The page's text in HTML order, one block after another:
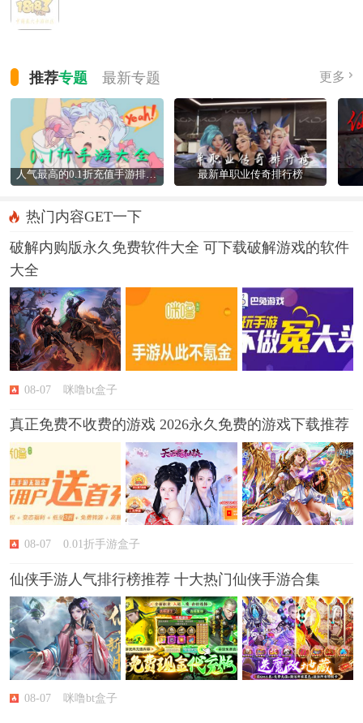
推荐专题 最新专题 更多
人气最高的0.1折充值手游排行榜 最新单职业传奇排行榜
热门内容GET一下
破解内购版永久免费软件大全 可下载破解游戏的软件
大全
08-07 咪噜bt盒子
真正免费不收费的游戏 2026永久免费的游戏下载推荐
08-07 0.01折手游盒子
仙侠手游人气排行榜推荐 十大热门仙侠手游合集
08-07 咪噜bt盒子